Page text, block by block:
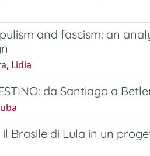
and fascism: an
Lidia
da Santiago a
Brasile di Lula in un